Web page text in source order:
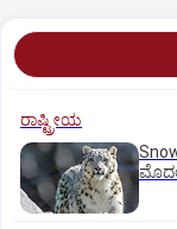
ರಾಷ್ಟ್ರೀಯ